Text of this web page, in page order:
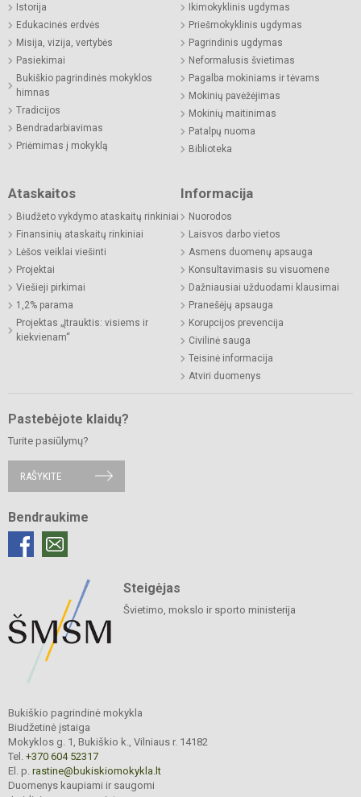
Istorija
Edukacinės erdvės
Misija, vizija, vertybės
Pasiekimai
Bukiškio pagrindinės mokyklos
himnas
Tradicijos
Bendradarbiavimas
Priėmimas į mokyklą
Ikimokyklinis ugdymas
Priešmokyklinis ugdymas
Pagrindinis ugdymas
Neformalusis švietimas
Pagalba mokiniams ir tėvams
Mokinių pavėžėjimas
Mokinių maitinimas
Patalpų nuoma
Biblioteka
Ataskaitos
Biudžeto vykdymo ataskaitų rinkiniai
Finansinių ataskaitų rinkiniai
Lėšos veiklai viešinti
Projektai
Viešieji pirkimai
1,2% parama
Projektas „Įtrauktis: visiems ir
kiekvienam“
Informacija
Nuorodos
Laisvos darbo vietos
Asmens duomenų apsauga
Konsultavimasis su visuomene
Dažniausiai užduodami klausimai
Pranešėjų apsauga
Korupcijos prevencija
Civilinė sauga
Teisinė informacija
Atviri duomenys
Pastebėjote klaidų?
Turite pasiūlymų?
RAŠYKITE
Bendraukime
Steigėjas
Švietimo, mokslo ir sporto ministerija
Bukiškio pagrindinė mokykla
Biudžetinė įstaiga
Mokyklos g. 1, Bukiškio k., Vilniaus r. 14182
Tel. +370 604 52317
El. p. rastine@bukiskiomokykla.lt
Duomenys kaupiami ir saugomi